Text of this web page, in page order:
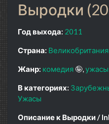
Выродки
Год выхода: 2011
Страна: Великобритания
Жанр: комедия 🤪 ужасы
В категориях:
Ужасы
Описание к Выродки /